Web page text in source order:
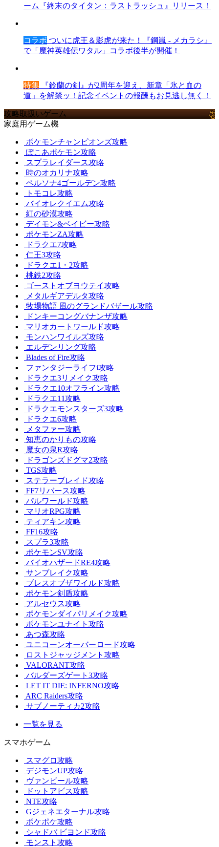
ーム『終末のタイタン：ラストラッシュ』リリース！
コラボ ついに虎王＆影虎が来た！『鋼嵐 - メカラシ』
で「魔神英雄伝ワタル」コラボ後半が開催！
特集 『鈴蘭の剣』が2周年を迎え、新章「氷と血の
道」を解禁ッ！記念イベントの報酬もお見逃し無く！
攻略取扱いゲーム
家庭用ゲーム機
ポケモンチャンピオンズ攻略
ぽこあポケモン攻略
スプラレイダース攻略
時のオカリナ攻略
ペルソナ4ゴールデン攻略
トモコレ攻略
バイオレクイエム攻略
紅の砂漠攻略
デイモン&ベイビー攻略
ポケモンZA攻略
ドラクエ7攻略
仁王3攻略
ドラクエ1・2攻略
桃鉄2攻略
ゴーストオブヨウテイ攻略
メタルギアデルタ攻略
牧場物語 風のグランドバザール攻略
ドンキーコングバナンザ攻略
マリオカートワールド攻略
モンハンワイルズ攻略
エルデンリング攻略
Blades of Fire攻略
ファンタジーライフi攻略
ドラクエ3リメイク攻略
ドラクエ10オフライン攻略
ドラクエ11攻略
ドラクエモンスターズ3攻略
ドラクエ6攻略
メタファー攻略
知恵のかりもの攻略
魔女の泉R攻略
ドラゴンズドグマ2攻略
TGS攻略
ステラーブレイド攻略
FF7リバース攻略
パルワールド攻略
マリオRPG攻略
ティアキン攻略
FF16攻略
スプラ3攻略
ポケモンSV攻略
バイオハザードRE4攻略
サンブレイク攻略
ブレスオブザワイルド攻略
ポケモン剣盾攻略
アルセウス攻略
ポケモンダイパリメイク攻略
ポケモンユナイト攻略
あつ森攻略
ユニコーンオーバーロード攻略
ロストジャッジメント攻略
VALORANT攻略
バルダーズゲート3攻略
LET IT DIE: INFERNO攻略
ARC Raiders攻略
サブノーティカ2攻略
一覧を見る
スマホゲーム
スマグロ攻略
デジモンUP攻略
ヴァンピール攻略
ドットアビス攻略
NTE攻略
Gジェネエターナル攻略
ポケポケ攻略
シャドバ ビヨンド攻略
モンスト攻略